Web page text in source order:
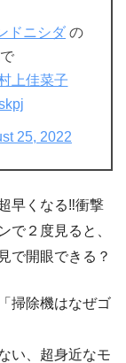
ドニシダ の
上佳菜子
25, 2022
早くなる‼衝撃
で２度見ると、
で開眼できる？
掃除機はなぜゴ
い、超身近なモ